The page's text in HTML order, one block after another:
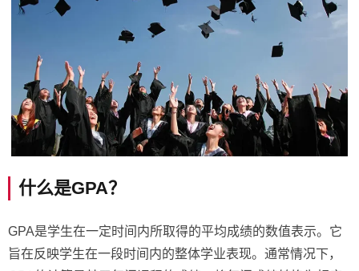
什么是GPA？
GPA是学生在一定时间内所取得的平均成绩的数值表示。它
旨在反映学生在一段时间内的整体学业表现。通常情况下，